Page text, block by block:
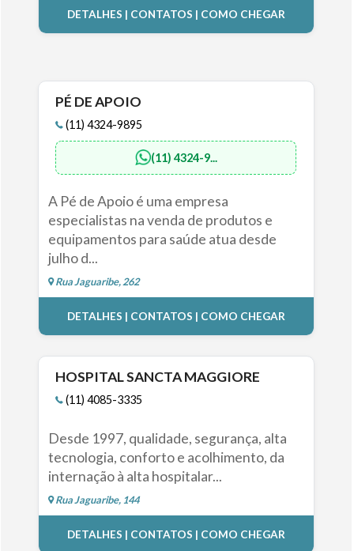
DETALHES | CONTATOS | COMO CHEGAR
PÉ DE APOIO
(11) 4324-9895
(11) 4324-9...
A Pé de Apoio é uma empresa
especialistas na venda de produtos e
equipamentos para saúde atua desde
julho d...
Rua Jaguaribe, 262
DETALHES | CONTATOS | COMO CHEGAR
HOSPITAL SANCTA MAGGIORE
(11) 4085-3335
Desde 1997, qualidade, segurança, alta
tecnologia, conforto e acolhimento, da
internação à alta hospitalar...
Rua Jaguaribe, 144
DETALHES | CONTATOS | COMO CHEGAR